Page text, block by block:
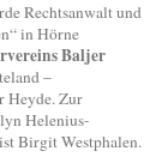
Rechtsanwalt und
in Hörne
Baljer
–
Heyde. Zur
Helenius-
Birgit Westphalen.